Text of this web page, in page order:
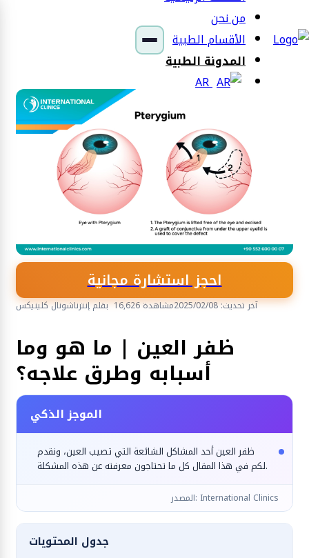
من نحن
الأقسام الطبية
المدونة الطبية
AR
احجز استشارة مجانية
بقلم إنترناشونال كلينيكس 16,626 مشاهدة آخر تحديث: 2025/02/08
ظفر العين | ما هو وما
أسبابه وطرق علاجه؟
الموجز الذكي
ظفر العين أحد المشاكل الشائعة التي تصيب العين، ونقدم
لكم في هذا المقال كل ما تحتاجون معرفته عن هذه المشكلة.
المصدر: International Clinics
جدول المحتويات